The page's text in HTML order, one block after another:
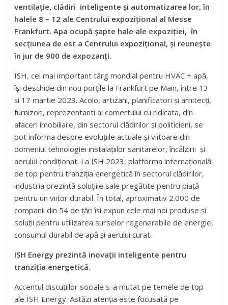
ventilație, clădiri inteligente și automatizarea lor, în
halele 8 – 12 ale Centrului expozițional al Messe
Frankfurt. Apa ocupă șapte hale ale expoziției, în
secțiunea de est a Centrului expozițional, și reunește
în jur de 900 de expozanți.
ISH, cel mai important târg mondial pentru HVAC + apă,
își deschide din nou porțile la Frankfurt pe Main, între 13
și 17 martie 2023. Acolo, artizani, planificatori și arhitecți,
furnizori, reprezentanti ai comertului cu ridicata, din
afaceri imobiliare, din sectorul clădirilor și politicieni, se
pot informa despre evoluțiile actuale și viitoare din
domeniul tehnologiei instalațiilor sanitarelor, încălzirii și
aerului condiționat. La ISH 2023, platforma internațională
de top pentru tranziția energetică în sectorul clădirilor,
industria prezintă soluțiile sale pregătite pentru piață
pentru un viitor durabil. În total, aproximativ 2.000 de
companii din 54 de țări își expun cele mai noi produse și
soluții pentru utilizarea surselor regenerabile de energie,
consumul durabil de apă și aerului curat.
ISH Energy prezintă inovații inteligente pentru
tranziția energetică.
Accentul discuțiilor sociale s-a mutat pe temele de top
ale ISH Energy. Astăzi atenția este focusată pe